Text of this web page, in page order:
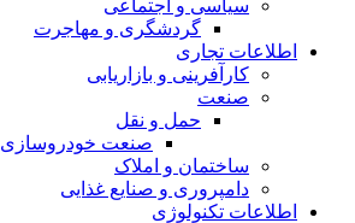
سیاسی و اجتماعی
گردشگری و مهاجرت
اطلاعات تجاری
کارآفرینی و بازاریابی
صنعت
حمل و نقل
صنعت خودروسازی
ساختمان و املاک
دامپروری و صنایع غذایی
اطلاعات تکنولوژی